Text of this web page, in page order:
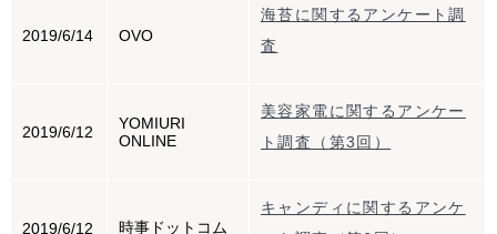
2019/6/14 OVO
海苔に関するアンケート調
査
2019/6/12
YOMIURI
ONLINE
美容家電に関するアンケー
ト調査（第3回）
2019/6/12 時事ドットコム
キャンディに関するアンケ